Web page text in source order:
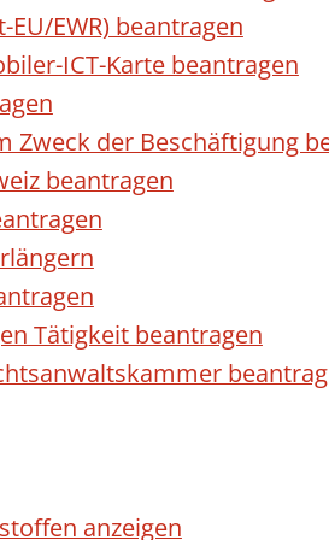
EWR) beantragen
ICT-Karte beantragen
der Beschäftigung
beantragen
Tätigkeit beantragen
anzeigen